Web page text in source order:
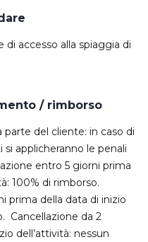
accesso alla spiaggia di
/ rimborso
del cliente: in caso di
applicheranno le penali
entro 5 giorni prima
100% di rimborso.
prima della data di inizio
Cancellazione da 2
dell’attività: nessun